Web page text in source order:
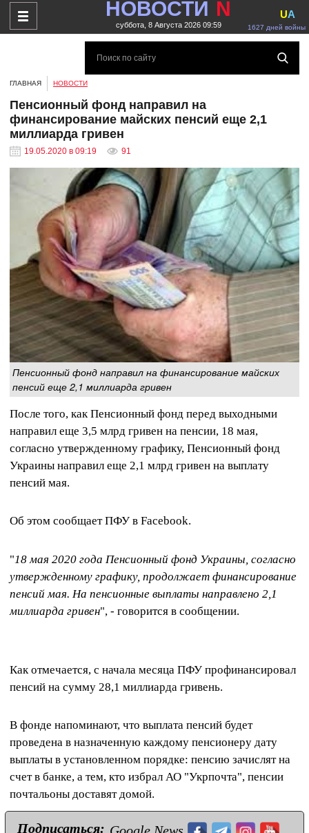
НОВОСТИ N
суббота, 8 Августа 2026 09:59 1627 дней войны
UA
ГЛАВНАЯ НОВОСТИ
Пенсионный фонд направил на
финансирование майских пенсий еще 2,1
миллиарда гривен
19.05.2020 в 09:19 91
Пенсионный фонд направил на финансирование майских
пенсий еще 2,1 миллиарда гривен
После того, как Пенсионный фонд перед выходными
направил еще 3,5 млрд гривен на пенсии, 18 мая,
согласно утвержденному графику, Пенсионный фонд
Украины направил еще 2,1 млрд гривен на выплату
пенсий мая.
Об этом сообщает ПФУ в Facebook.
"18 мая 2020 года Пенсионный фонд Украины, согласно
утвержденному графику, продолжает финансирование
пенсий мая. На пенсионные выплаты направлено 2,1
миллиарда гривен", - говорится в сообщении.
Как отмечается, с начала месяца ПФУ профинансировал
пенсий на сумму 28,1 миллиарда гривень.
В фонде напоминают, что выплата пенсий будет
проведена в назначенную каждому пенсионеру дату
выплаты в установленном порядке: пенсию зачислят на
счет в банке, а тем, кто избрал АО "Укрпочта", пенсии
почтальоны доставят домой.
Подписаться: